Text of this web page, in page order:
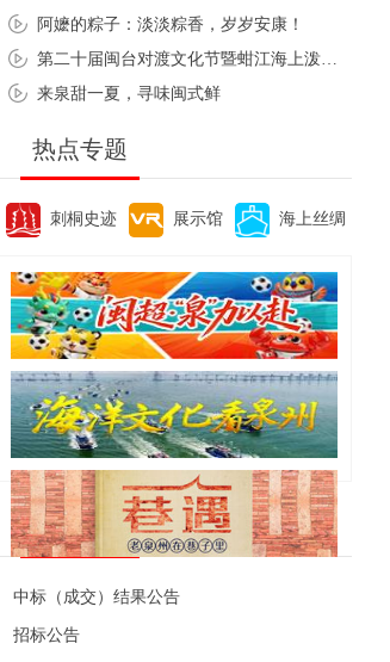
阿嬷的粽子：淡淡粽香，岁岁安康！
来泉甜一夏，寻味闽式鲜
热点专题
刺桐史迹 展示馆 海上丝绸
便民资讯
中标（成交）结果公告
招标公告